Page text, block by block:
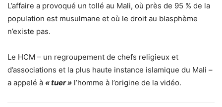
L’affaire a provoqué un tollé au Mali, où près de 95 % de la
population est musulmane et où le droit au blasphème
n’existe pas.
Le HCM – un regroupement de chefs religieux et
d’associations et la plus haute instance islamique du Mali –
a appelé à « tuer » l’homme à l’origine de la vidéo.